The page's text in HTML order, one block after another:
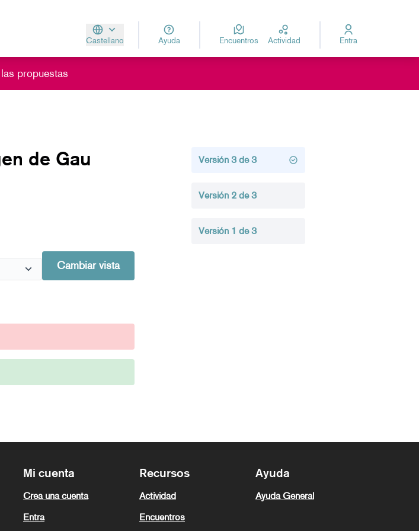
Castellano
Aukeratu hizkuntzaElegir el idioma
Ayuda Encuentros Actividad Entra
propuestas
de Gau
Cambiar vista
Versión 3 de 3
Versión 2 de 3
Versión 1 de 3
Mi cuenta
Crea una cuenta
Entra
Recursos
Actividad
Encuentros
Ayuda
Ayuda General